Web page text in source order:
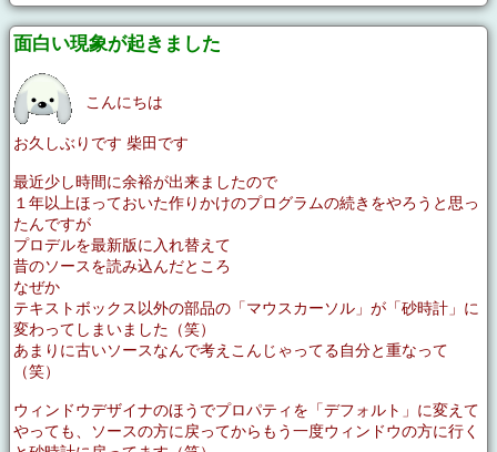
面白い現象が起きました
こんにちは
お久しぶりです 柴田です
最近少し時間に余裕が出来ましたので
１年以上ほっておいた作りかけのプログラムの続きをやろうと思っ
たんですが
プロデルを最新版に入れ替えて
昔のソースを読み込んだところ
なぜか
テキストボックス以外の部品の「マウスカーソル」が「砂時計」に
変わってしまいました（笑）
あまりに古いソースなんで考えこんじゃってる自分と重なって
（笑）
ウィンドウデザイナのほうでプロパティを「デフォルト」に変えて
やっても、ソースの方に戻ってからもう一度ウィンドウの方に行く